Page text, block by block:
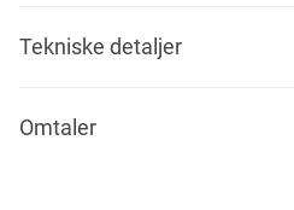
Tekniske detaljer
Omtaler